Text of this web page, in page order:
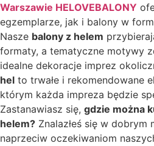
Warszawie HELOVEBALONY
egzemplarze, jak i balony w
Nasze balony z helem
formaty, a tematyczne motywy
idealne dekoracje imprez
hel to trwałe i rekomendowane
którym każda impreza będzie
Zastanawiasz się, gdzie można
helem? Znalazłeś się w dobrym
naprzeciw oczekiwaniom